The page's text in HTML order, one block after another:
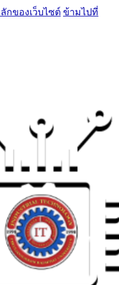
กของเว็บไซต์ ข้ามไปที่